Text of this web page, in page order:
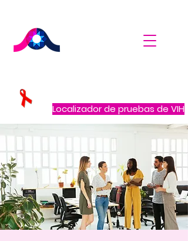
Localizador de pruebas de VIH